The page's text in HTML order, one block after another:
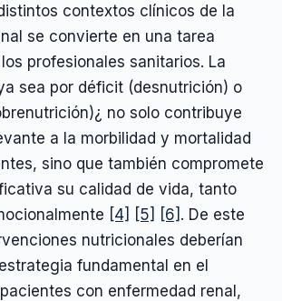
contextos clínicos de la
se convierte en una tarea
profesionales sanitarios. La
sea por déficit (desnutrición) o
no solo contribuye
a la morbilidad y mortalidad
sino que también compromete
su calidad de vida, tanto
[4] [5] [6] . De este
nutricionales deberían
fundamental en el
con enfermedad renal,